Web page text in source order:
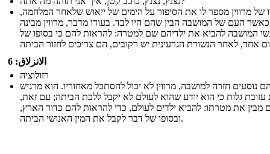
של מרווין מספר לו את הסיפור על הימים של ייאוש שלאחר המלחמה,
כאשר העם של המושבה הבין שהם היו לבד. בעודו מדבר, מרווין מבינה
המושבה להביא את ילדיהם שם למטרה: להראות להם כי בסופו של
الانزلاق: 6
רזולוציה
נוסעים חזרה למושבה, מרווין לא יכול להסתכל מאחוריו. הוא מרגיש
גלות כי הוא יודע שהוא לעולם לא יקבל ללכת הביתה; עם זאת,
מבין את מטרתו: להביא ילדים לעולם, כדי להראות להם כדור הארץ,
ובסופו של דבר לקבל את המין האנושי הביתה.